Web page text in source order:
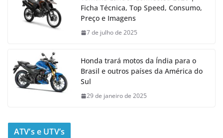
Ficha Técnica, Top Speed, Consumo,
Preço e Imagens
7 de julho de 2025
Honda trará motos da Índia para o
Brasil e outros países da América do
Sul
29 de janeiro de 2025
ATV’s e UTV’s